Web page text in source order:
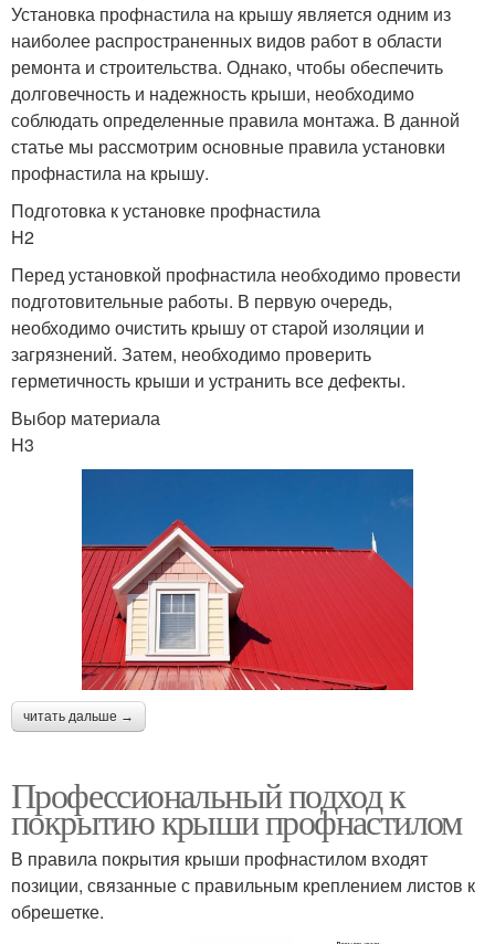
Установка профнастила на крышу является одним из
наиболее распространенных видов работ в области
ремонта и строительства. Однако, чтобы обеспечить
долговечность и надежность крыши, необходимо
соблюдать определенные правила монтажа. В данной
статье мы рассмотрим основные правила установки
профнастила на крышу.
Подготовка к установке профнастила
H2
Перед установкой профнастила необходимо провести
подготовительные работы. В первую очередь,
необходимо очистить крышу от старой изоляции и
загрязнений. Затем, необходимо проверить
герметичность крыши и устранить все дефекты.
Выбор материала
H3
читать дальше →
Профессиональный подход к
покрытию крыши профнастилом
В правила покрытия крыши профнастилом входят
позиции, связанные с правильным креплением листов к
обрешетке.